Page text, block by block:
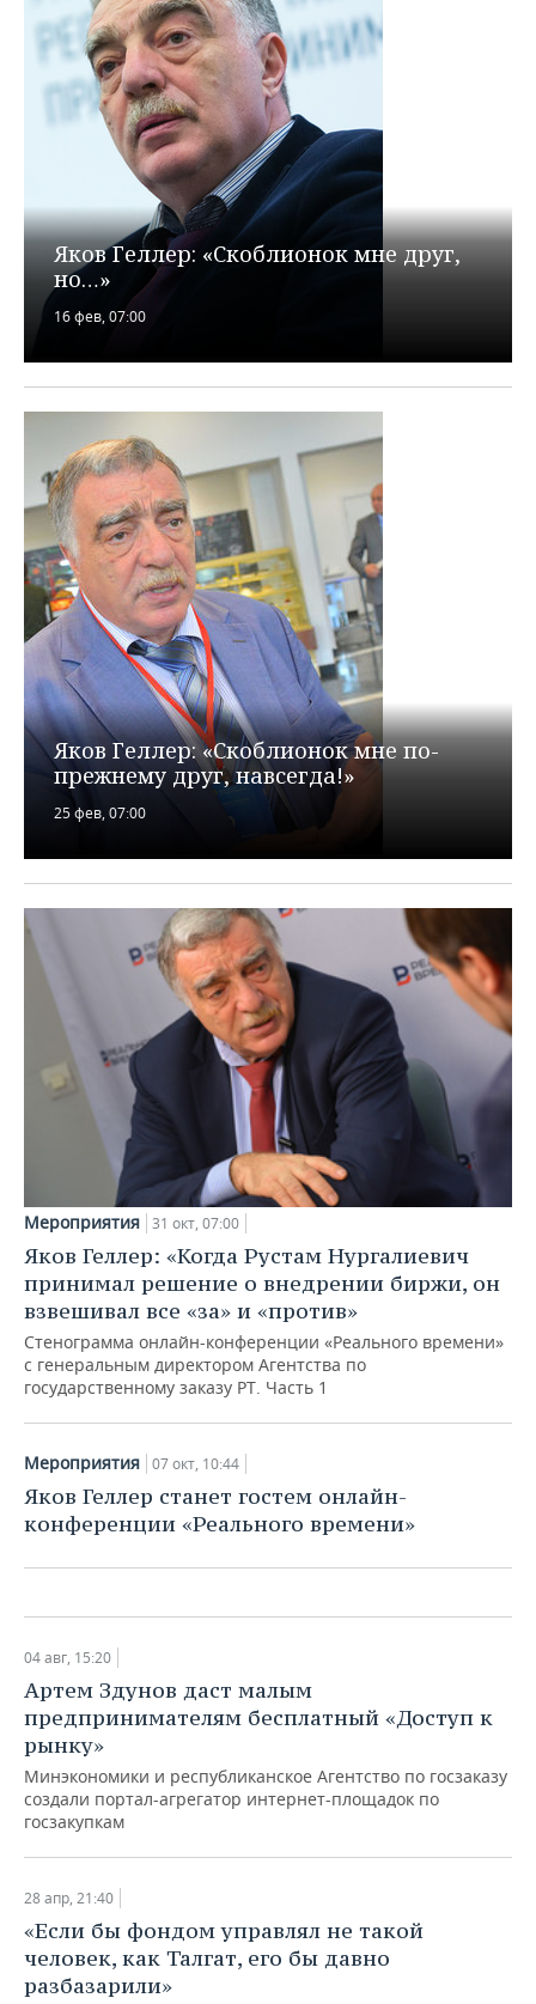
Яков Геллер: «Скоблионок мне друг,
но…»
16 фев, 07:00
Яков Геллер: «Скоблионок мне по-
прежнему друг, навсегда!»
25 фев, 07:00
Мероприятия 31 окт, 07:00
Яков Геллер: «Когда Рустам Нургалиевич
принимал решение о внедрении биржи, он
взвешивал все «за» и «против»
Стенограмма онлайн-конференции «Реального времени»
с генеральным директором Агентства по
государственному заказу РТ. Часть 1
Мероприятия 07 окт, 10:44
Яков Геллер станет гостем онлайн-
конференции «Реального времени»
«Дело не в том, что губернаторы
ездят на «Шевроле», или на чем они
ездят...»
04 авг, 15:20
Артем Здунов даст малым
предпринимателям бесплатный «Доступ к
рынку»
Минэкономики и республиканское Агентство по госзаказу
создали портал-агрегатор интернет-площадок по
госзакупкам
28 апр, 21:40
«Если бы фондом управлял не такой
человек, как Талгат, его бы давно
разбазарили»